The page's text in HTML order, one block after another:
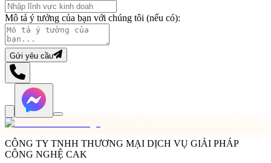
Mô tả ý tưởng của bạn với chúng tôi (nếu có):
Gửi yêu cầu
CÔNG TY TNHH THƯƠNG MẠI DỊCH VỤ GIẢI PHÁP
CÔNG NGHỆ CAK